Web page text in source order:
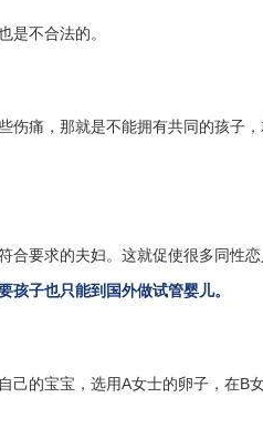
是不合法的。
伤痛，那就是不能拥有共同的孩子
合要求的夫妇。这就促使很多同性
孩子也只能到国外做试管婴儿。
己的宝宝，选用A女士的卵子，在B